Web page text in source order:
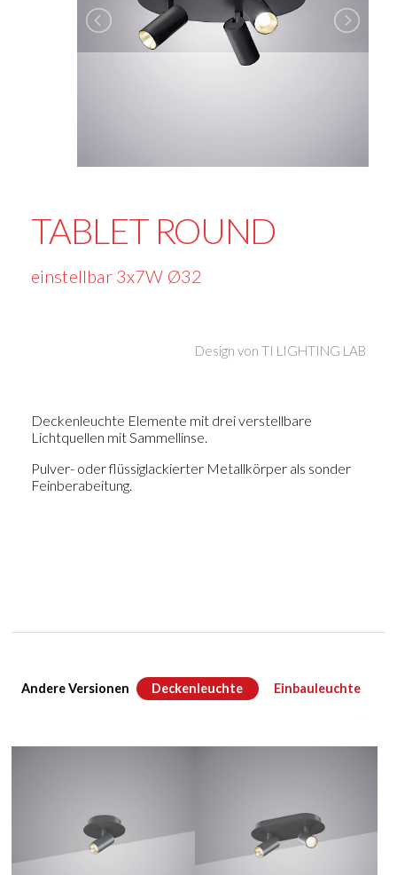
TABLET ROUND
einstellbar 3x7W Ø32
Design vonTI LIGHTING LAB
Deckenleuchte Elemente mit drei verstellbare
Lichtquellen mit Sammellinse.
Pulver- oder flüssiglackierter Metallkörper als sonder
Feinberabeitung.